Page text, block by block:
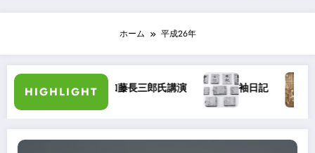
ホーム 平成26年
HIGHLIGHT
の弁 加藤長三郎氏講演 袖日記